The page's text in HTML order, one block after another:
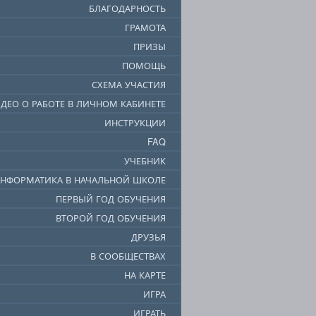
БЛАГОДАРНОСТЬ
ГРАМОТА
ПРИЗЫ
ПОМОЩЬ
СХЕМА УЧАСТИЯ
О РАБОТЕ В ЛИЧНОМ КАБИНЕТЕ
ИНСТРУКЦИИ
FAQ
УЧЕБНИК
В НАЧАЛЬНОЙ ШКОЛЕ
ПЕРВЫЙ ГОД ОБУЧЕНИЯ
ВТОРОЙ ГОД ОБУЧЕНИЯ
ДРУЗЬЯ
В СООБЩЕСТВАХ
НА КАРТЕ
ИГРА
ИГРАТЬ